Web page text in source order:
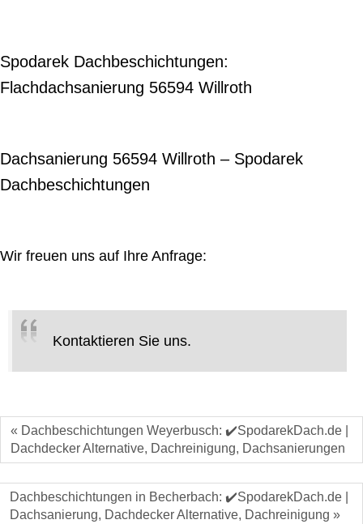
Spodarek Dachbeschichtungen:
Flachdachsanierung 56594 Willroth
Dachsanierung 56594 Willroth – Spodarek
Dachbeschichtungen
Wir freuen uns auf Ihre Anfrage:
Kontaktieren Sie uns.
« Dachbeschichtungen Weyerbusch: ✔️SpodarekDach.de |
Dachdecker Alternative, Dachreinigung, Dachsanierungen
Dachbeschichtungen in Becherbach: ✔️SpodarekDach.de |
Dachsanierung, Dachdecker Alternative, Dachreinigung »